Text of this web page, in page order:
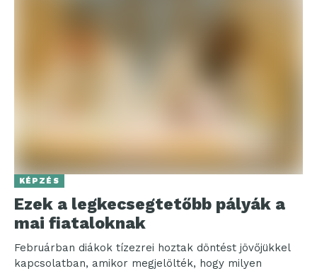
KÉPZÉS
Ezek a legkecsegtetőbb pályák a
mai fiataloknak
Februárban diákok tízezrei hoztak döntést jövőjükkel
kapcsolatban, amikor megjelölték, hogy milyen